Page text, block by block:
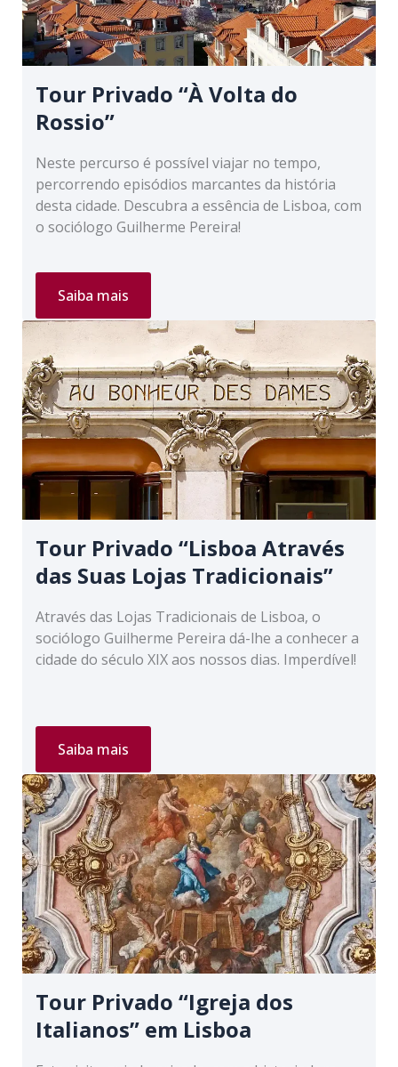
Tour Privado “À Volta do
Rossio”
Neste percurso é possível viajar no tempo,
percorrendo episódios marcantes da história
desta cidade. Descubra a essência de Lisboa, com
o sociólogo Guilherme Pereira!
Tour
Privado
“À
Volta
Rossio”
Saiba mais
Tour Privado “Lisboa Através
das Suas Lojas Tradicionais”
Através das Lojas Tradicionais de Lisboa, o
sociólogo Guilherme Pereira dá-lhe a conhecer a
cidade do século XIX aos nossos dias. Imperdível!
Tour
Privado
“Lisboa
Através
das
Suas
Lojas
Tradicionais”
Saiba mais
Tour Privado “Igreja dos
Italianos” em Lisboa